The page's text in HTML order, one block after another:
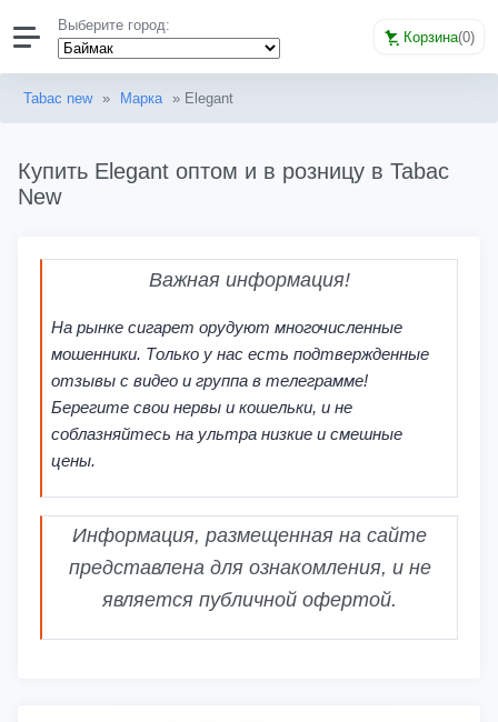
Выберите город:
Корзина(0)
Tabac new » Марка » Elegant
Купить Elegant оптом и в розницу в Tabac
New
Важная информация!
На рынке сигарет орудуют многочисленные
мошенники. Только у нас есть подтвержденные
отзывы с видео и группа в телеграмме!
Берегите свои нервы и кошельки, и не
соблазняйтесь на ультра низкие и смешные
цены.
Информация, размещенная на сайте
представлена для ознакомления, и не
является публичной офертой.